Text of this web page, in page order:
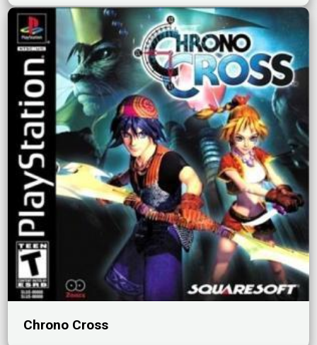
Chrono Cross